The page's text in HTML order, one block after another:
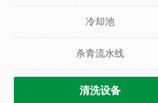
冷却池
杀青流水线
清洗设备